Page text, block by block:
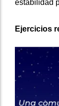
estabilidad
Ejercicios